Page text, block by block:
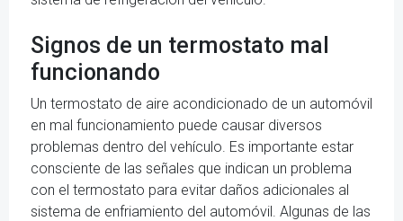
Signos de un termostato mal
funcionando
Un termostato de aire acondicionado de un automóvil
en mal funcionamiento puede causar diversos
problemas dentro del vehículo. Es importante estar
consciente de las señales que indican un problema
con el termostato para evitar daños adicionales al
sistema de enfriamiento del automóvil. Algunas de las